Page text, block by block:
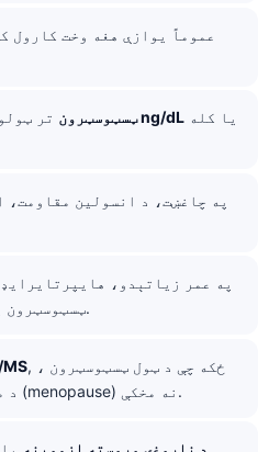
وړ (Free) ټسټوسټرون تر شاوخوا 200-350 ng/dL
ټسټوسټرون نورمال ښکاره کړي، خو وړ (free) ټسټوسټرون په حقیقت کې ټیټ وي.
, ، ځکه چې د ټول ټسټوسټرون
د منوپاز (menopause) نه مخکې.
د ناروغۍ وروسته ازموینه